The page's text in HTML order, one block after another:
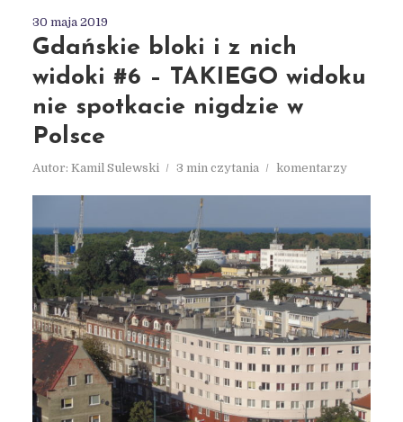
30 maja 2019
Gdańskie bloki i z nich
widoki #6 – TAKIEGO widoku
nie spotkacie nigdzie w
Polsce
Autor: Kamil Sulewski 3 min czytania komentarzy